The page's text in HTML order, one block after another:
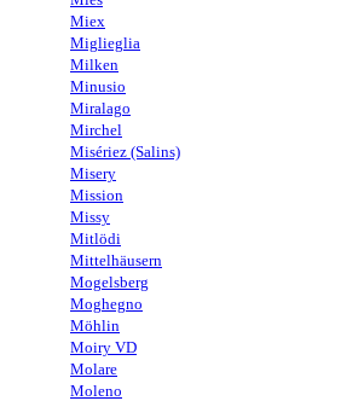
Miex
Miglieglia
Milken
Minusio
Miralago
Mirchel
Misériez (Salins)
Misery
Mission
Missy
Mitlödi
Mittelhäusern
Mogelsberg
Moghegno
Möhlin
Moiry VD
Molare
Moleno